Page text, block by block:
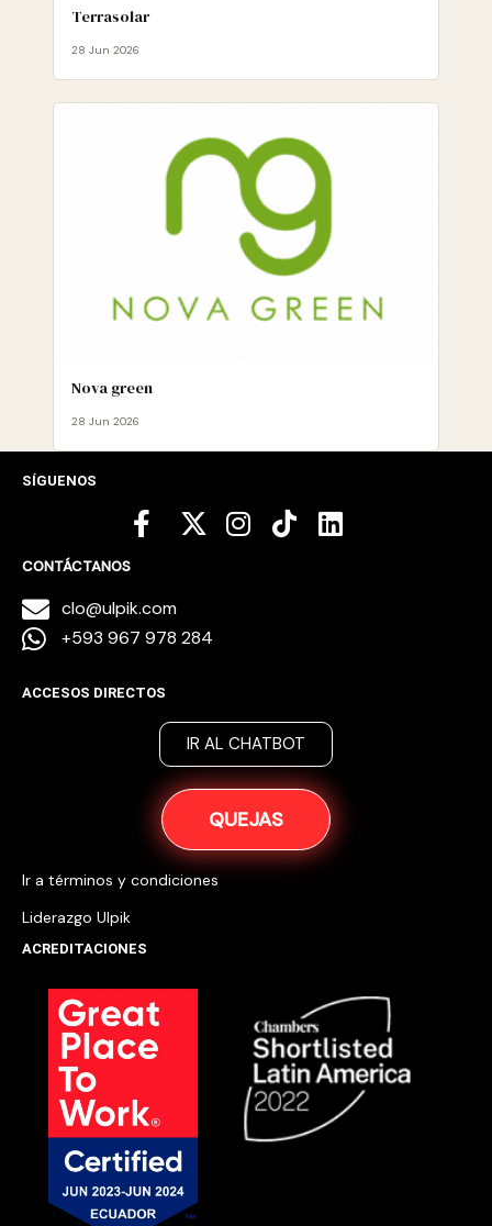
Terrasolar
28 Jun 2026
Nova green
28 Jun 2026
SÍGUENOS
CONTÁCTANOS
clo@ulpik.com
+593 967 978 284
ACCESOS DIRECTOS
IR AL CHATBOT
QUEJAS
Ir a términos y condiciones
Liderazgo Ulpik
ACREDITACIONES